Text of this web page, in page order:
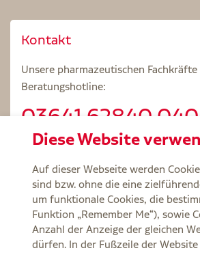
Kontakt
Unsere pharmazeutischen
Beratungshotline:
03641.62840 040
Beratungszeiten: Mo – Fr 8.00 –
Service Versand und Lieferzeit
Zu Risiken und Nebenwirkungen lesen Sie
Diese Website
Auf dieser Webseite werden
sind bzw. ohne die eine
um funktionale Cookies, die
Funktion „Remember Me“),
Anzahl der Anzeige der gleichen
dürfen. In der Fußzeile der